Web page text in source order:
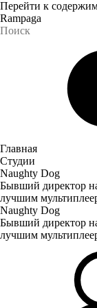
Перейти к
Rampaga
Главная
Студии
Naughty Dog
Бывший директор
лучшим
Naughty Dog
Бывший директор
лучшим